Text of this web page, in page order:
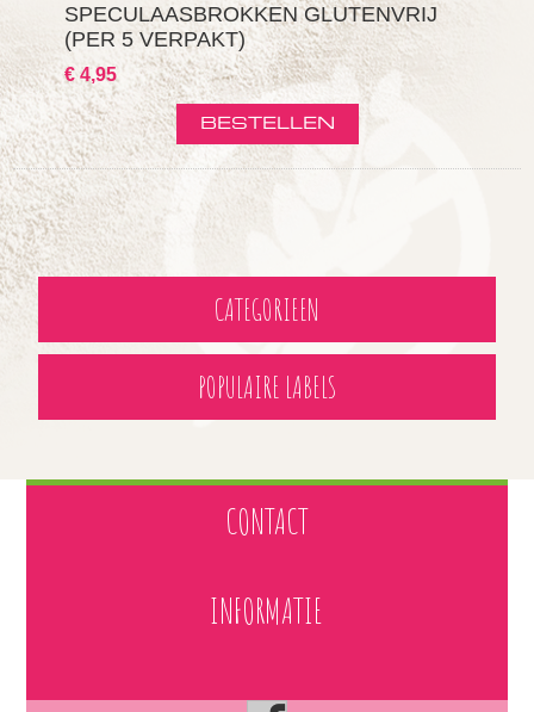
SPECULAASBROKKEN GLUTENVRIJ
(PER 5 VERPAKT)
€ 4,95
CATEGORIEEN
POPULAIRE LABELS
CONTACT
INFORMATIE